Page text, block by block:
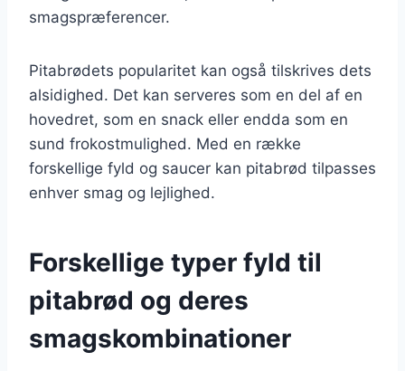
smagspræferencer.
Pitabrødets popularitet kan også tilskrives dets
alsidighed. Det kan serveres som en del af en
hovedret, som en snack eller endda som en
sund frokostmulighed. Med en række
forskellige fyld og saucer kan pitabrød tilpasses
enhver smag og lejlighed.
Forskellige typer fyld til
pitabrød og deres
smagskombinationer